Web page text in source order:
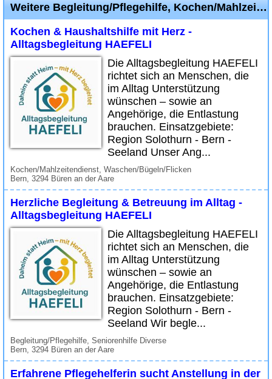
Weitere Begleitung/Pflegehilfe, Kochen/Mahlzeitendienst Inserate
Kochen & Haushaltshilfe mit Herz -
Alltagsbegleitung HAEFELI
Die Alltagsbegleitung HAEFELI
richtet sich an Menschen, die
im Alltag Unterstützung
wünschen – sowie an
Angehörige, die Entlastung
brauchen. Einsatzgebiete:
Region Solothurn - Bern -
Seeland Unser Ang...
Kochen/Mahlzeitendienst, Waschen/Bügeln/Flicken
Bern, 3294 Büren an der Aare
Herzliche Begleitung & Betreuung im Alltag -
Alltagsbegleitung HAEFELI
Die Alltagsbegleitung HAEFELI
richtet sich an Menschen, die
im Alltag Unterstützung
wünschen – sowie an
Angehörige, die Entlastung
brauchen. Einsatzgebiete:
Region Solothurn - Bern -
Seeland Wir begle...
Begleitung/Pflegehilfe, Seniorenhilfe Diverse
Bern, 3294 Büren an der Aare
Erfahrene Pflegehelferin sucht Anstellung in der